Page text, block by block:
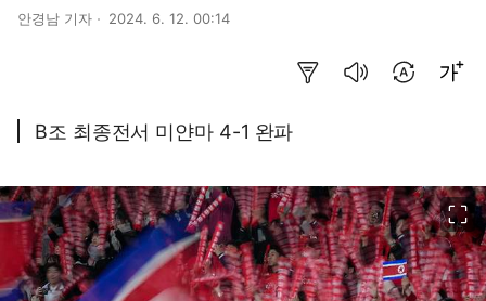
안경남 기자 2024. 6. 12. 00:14
B조 최종전서 미얀마 4-1 완파